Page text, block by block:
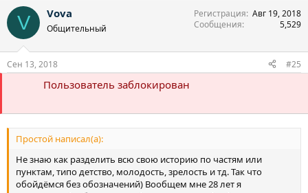
к
и
V Vova
Общительный
Регистрация Авг 19, 2018
Сообщения
5,529
Сен 13, 2018 #25
Пользователь заблокирован
Простой написал(а):
Не знаю как разделить всю свою историю по частям или
пунктам, типо детство, молодость, зрелость и тд. Так что
обойдёмся без обозначений) Вообщем мне 28 лет я